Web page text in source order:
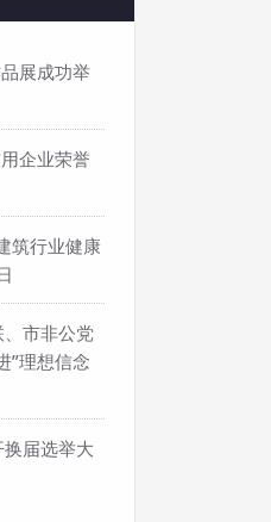
展成功举
企业荣誉
筑行业健康
市非公党
”理想信念
届选举大